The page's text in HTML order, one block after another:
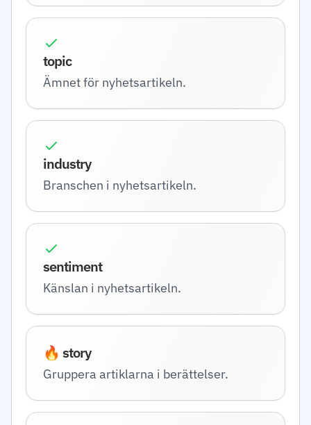
topic
Ämnet för nyhetsartikeln.
industry
Branschen i nyhetsartikeln.
sentiment
Känslan i nyhetsartikeln.
🔥 story
Gruppera artiklarna i berättelser.